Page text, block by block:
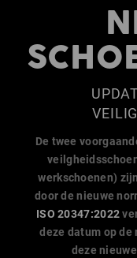
De twee
werkschoenen)
door de nieuwe
ISO 20347:2022
deze datum op de
deze